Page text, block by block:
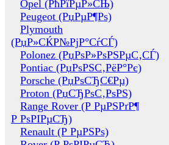
Opel (РћРїРµР»СЊ)
Peugeot (РџРµР¶Рѕ)
Plymouth
(РџР»СЌР№РјР°СѓСЃ)
Polonez (РџРѕР»РѕРЅРµС‚СЃ)
Pontiac (РџРѕРЅС‚РёР°Рє)
Porsche (РџРѕСЂС€Рµ)
Proton (РџСЂРѕС‚РѕРЅ)
Range Rover (Р РµРЅРґР¶
Р РѕРІРµСЂ)
Renault (Р РµРЅРѕ)